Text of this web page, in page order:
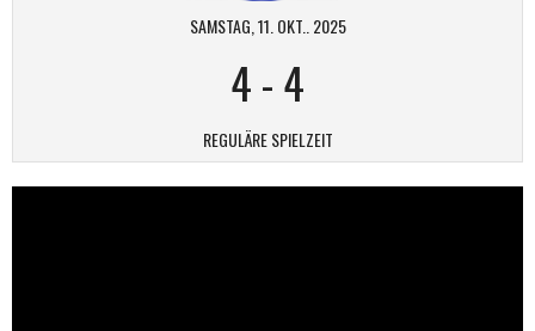
SAMSTAG, 11. OKT.. 2025
4-4
REGULÄRE SPIELZEIT